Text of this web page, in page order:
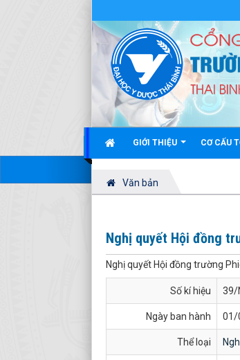
GIỚI THIỆU CƠ CẤU
Văn bản
Nghị quyết Hội đồng
Nghị quyết Hội đồng trường
Số kí hiệu 39/
Ngày ban hành 01/
Thể loại